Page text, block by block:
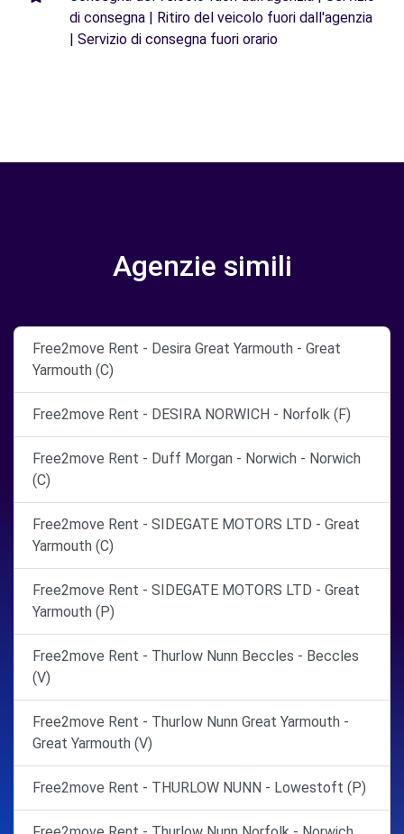
di consegna | Ritiro del veicolo fuori dall'agenzia
| Servizio di consegna fuori orario
Agenzie simili
Free2move Rent - Desira Great Yarmouth - Great
Yarmouth (C)
Free2move Rent - DESIRA NORWICH - Norfolk (F)
Free2move Rent - Duff Morgan - Norwich - Norwich
(C)
Free2move Rent - SIDEGATE MOTORS LTD - Great
Yarmouth (C)
Free2move Rent - SIDEGATE MOTORS LTD - Great
Yarmouth (P)
Free2move Rent - Thurlow Nunn Beccles - Beccles
(V)
Free2move Rent - Thurlow Nunn Great Yarmouth -
Great Yarmouth (V)
Free2move Rent - THURLOW NUNN - Lowestoft (P)